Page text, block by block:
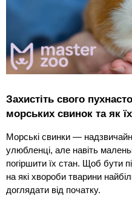
Захистіть свого
морських свинок та як
Морські свинки —
улюбленці, але навіть
погіршити їх стан. Щоб бути
на які хвороби тварини
доглядати від початку.